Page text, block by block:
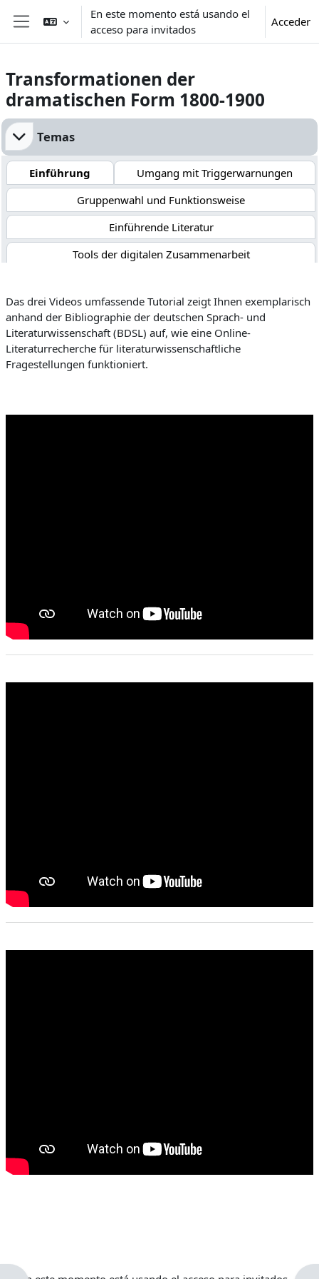
Salta al contenido principal
Panel lateral
En este momento está usando el
acceso para invitados
Acceder
Transformationen der
dramatischen Form 1800-1900
Perfilado de sección
Temas
Einführung
Umgang mit Triggerwarnungen
Gruppenwahl und Funktionsweise
Einführende Literatur
Tools der digitalen Zusammenarbeit
Tutorials zu Online-Bibliographien
Das drei Videos umfassende Tutorial zeigt Ihnen exemplarisch
anhand der Bibliographie der deutschen Sprach- und
Literaturwissenschaft (BDSL) auf, wie eine Online-
Literaturrecherche für literaturwissenschaftliche
Fragestellungen funktioniert.